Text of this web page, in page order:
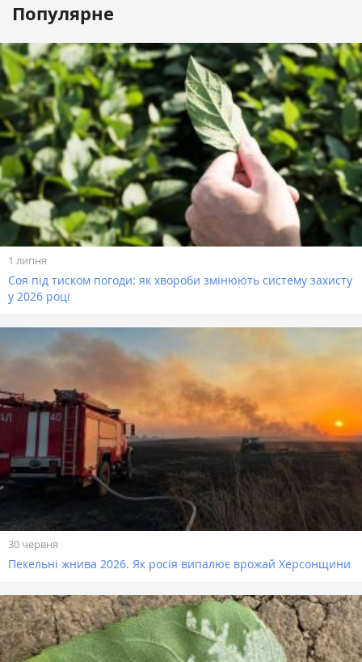
Популярне
1 липня
Соя під тиском погоди: як хвороби змінюють систему захисту
у 2026 році
30 червня
Пекельні жнива 2026. Як росія випалює врожай Херсонщини